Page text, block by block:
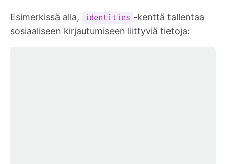
Esimerkissä alla, identities -kenttä tallentaa
sosiaaliseen kirjautumiseen liittyviä tietoja: